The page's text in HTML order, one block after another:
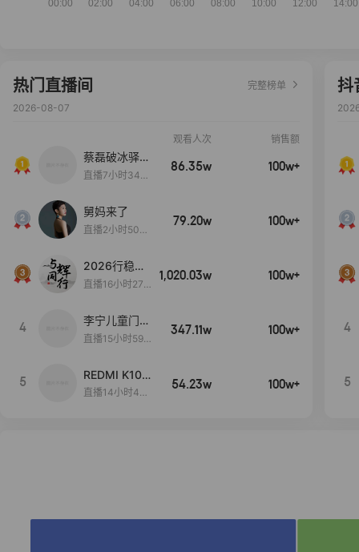
热门直播间
完整榜单
2026-08-07
观看人次 销售额
蔡磊破冰驿站
直播间好物分
直播7小时34分
86.35w 100w+
舅妈来了
直播2小时50分
79.20w 100w+
2026行稳致
远
直播16小时27
1,020.03w 100w+
4
李宁儿童门店
爆款赤兔8pr
了，全网销冠
刷新历史底价
直播15小时59
347.11w 100w+
5
REDMI K100
Pro系列新品
直播14小时43
54.23w 100w+
抖
4
5